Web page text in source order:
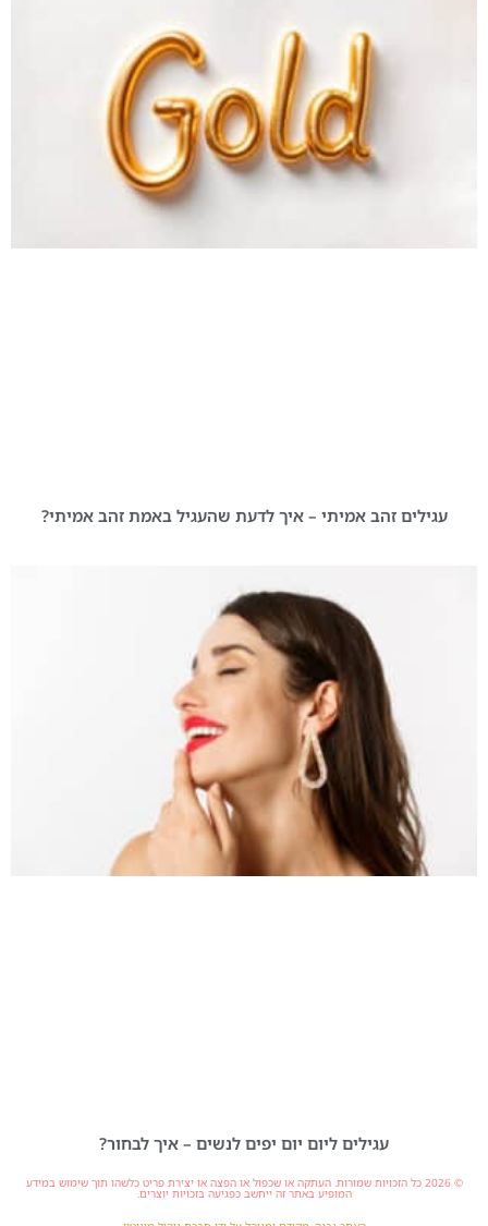
עגילים זהב אמיתי – איך לדעת שהעגיל באמת זהב אמיתי?
עגילים ליום יום יפים לנשים – איך לבחור?
© 2026 כל הזכויות שמורות. העתקה או שכפול או הפצה או יצירת פריט כלשהו תוך שימוש במידע
המופיע באתר זה ייחשב כפגיעה בזכויות יוצרים.